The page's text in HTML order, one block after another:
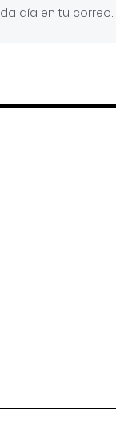
día en tu correo.